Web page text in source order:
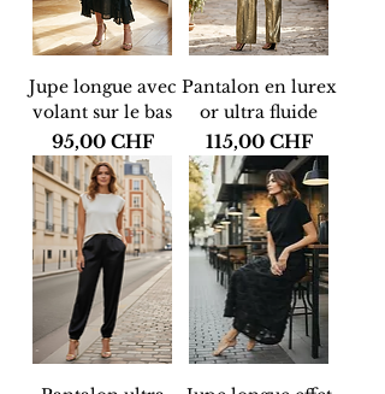
Jupe longue avec
volant sur le bas
Prix
95,00 CHF
Pantalon en lurex
or ultra fluide
Prix
115,00 CHF